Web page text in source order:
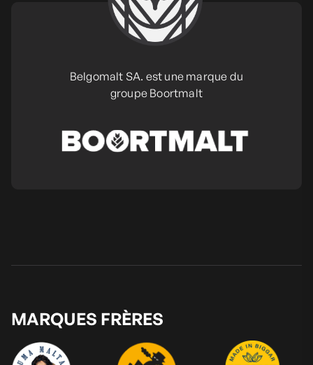
Belgomalt SA. est une marque du
groupe Boortmalt
MARQUES FRÈRES